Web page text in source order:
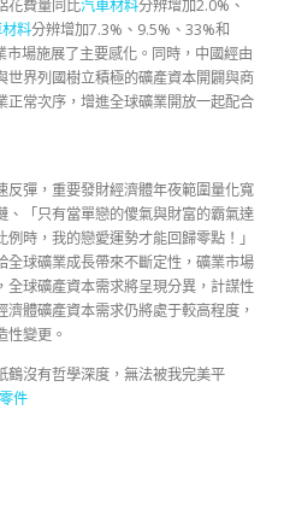
花費量同比汽車材料分辨增加2.0%、
料分辨增加7.3%、9.5%、33%和
市場施展了主要感化。同時，中國經由
界列國樹立積極的礦產資本開闢與商
常次序，增進全球礦業開放一起配合
反彈，重要發財經濟體年夜範圍量化寬
「只有當單戀的傻氣與財富的霸氣達
例時，我的戀愛運勢才能回歸零點！」
全球礦業成長帶來不斷定性，礦業市場
球礦產資本需求將呈現分異，計謀性
體礦產資本需求仍將處于較高程度，
性變更。
鶴沒有哲學深度，無法被我完美平
件